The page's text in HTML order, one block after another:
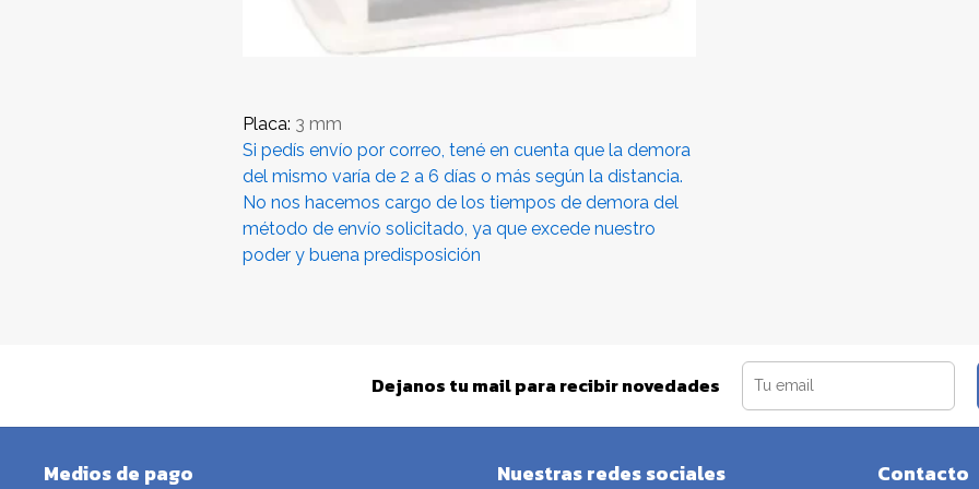
Placa: 3 mm
Si pedís envío por correo, tené en cuenta que la demora
del mismo varía de 2 a 6 días o más según la distancia.
No nos hacemos cargo de los tiempos de demora del
método de envío solicitado, ya que excede nuestro
poder y buena predisposición
Dejanos tu mail para recibir novedades
Medios de pago Nuestras redes sociales Contacto